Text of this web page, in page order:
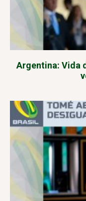
Argentina: Vida